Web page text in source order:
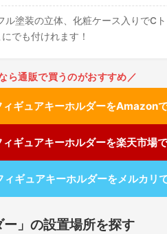
塗装の立体、化粧ケース入りでC
でも付けれます！
ら通販で買うのがおすすめ／
ギュアキーホルダーをAmazon
ギュアキーホルダーを楽天市場
ギュアキーホルダーをメルカリ
」の設置場所を探す